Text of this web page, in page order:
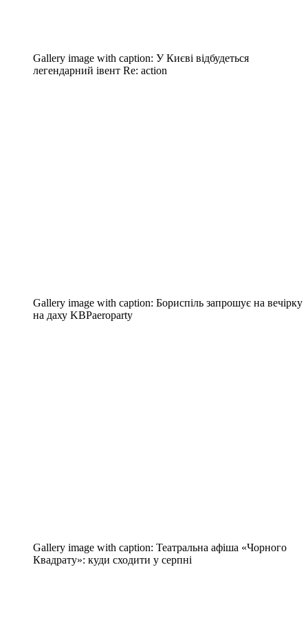
Gallery image with caption: У Києві відбудеться
легендарний івент Re: action
Gallery image with caption: Бориспіль запрошує на вечірку
на даху KBPaeroparty
Gallery image with caption: Театральна афіша «Чорного
Квадрату»: куди сходити у серпні